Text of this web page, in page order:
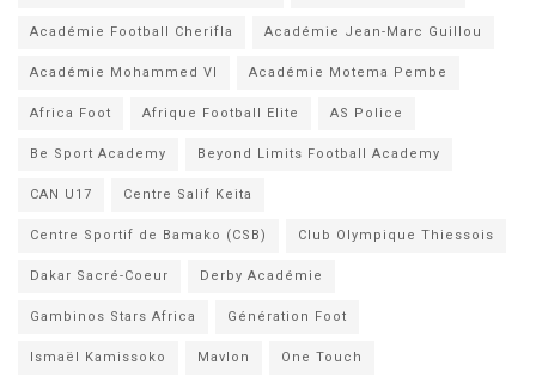
Académie Football Cherifla Académie Jean-Marc Guillou
Académie Mohammed VI Académie Motema Pembe
Africa Foot Afrique Football Elite AS Police
Be Sport Academy Beyond Limits Football Academy
CAN U17 Centre Salif Keita
Centre Sportif de Bamako (CSB) Club Olympique Thiessois
Dakar Sacré-Coeur Derby Académie
Gambinos Stars Africa Génération Foot
Ismaël Kamissoko Mavlon One Touch